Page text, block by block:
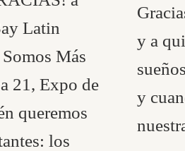
Latin
Más
21, Expo de
queremos
los
y a
y